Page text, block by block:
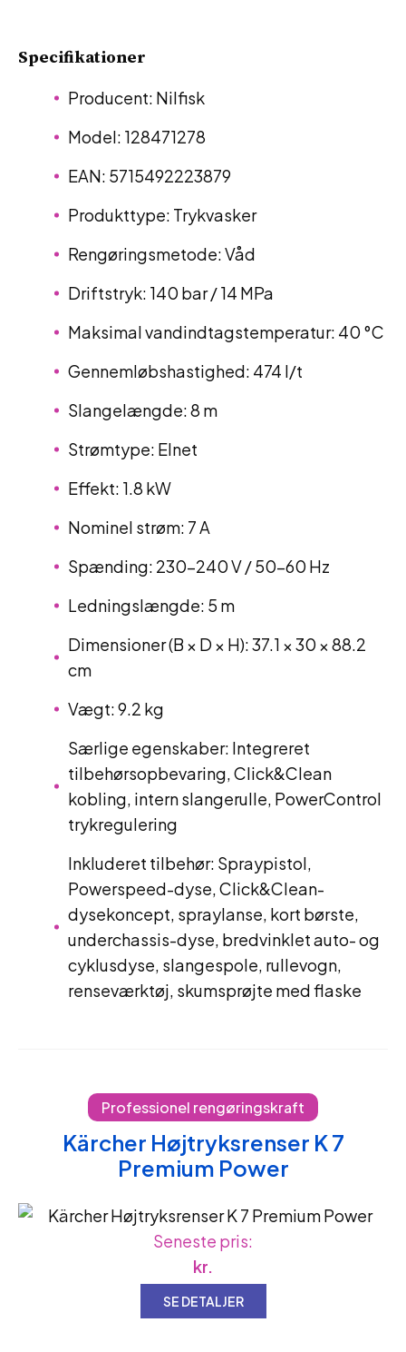
Specifikationer
Producent: Nilfisk
Model: 128471278
EAN: 5715492223879
Produkttype: Trykvasker
Rengøringsmetode: Våd
Driftstryk: 140 bar / 14 MPa
Maksimal vandindtagstemperatur: 40 °C
Gennemløbshastighed: 474 l/t
Slangelængde: 8 m
Strømtype: Elnet
Effekt: 1.8 kW
Nominel strøm: 7 A
Spænding: 230–240 V / 50–60 Hz
Ledningslængde: 5 m
Dimensioner (B × D × H): 37.1 × 30 × 88.2
cm
Vægt: 9.2 kg
Særlige egenskaber: Integreret
tilbehørsopbevaring, Click&Clean
kobling, intern slangerulle, PowerControl
trykregulering
Inkluderet tilbehør: Spraypistol,
Powerspeed-dyse, Click&Clean-
dysekoncept, spraylanse, kort børste,
underchassis-dyse, bredvinklet auto- og
cyklusdyse, slangespole, rullevogn,
renseværktøj, skumsprøjte med flaske
Professionel rengøringskraft
Kärcher Højtryksrenser K 7
Premium Power
Seneste pris:
kr.
SE DETALJER